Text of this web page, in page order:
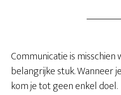
Communicatie is
belangrijke stuk. Wanneer
kom je tot geen enkel doel.